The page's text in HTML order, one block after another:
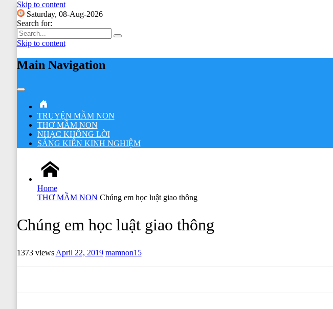
Skip to content
Saturday, 08-Aug-2026
Search for:
Skip to content
Main Navigation
TRUYỆN MẦM NON
THƠ MẦM NON
NHẠC KHÔNG LỜI
SÁNG KIẾN KINH NGHIỆM
Home
THƠ MẦM NON Chúng em học luật giao thông
Chúng em học luật giao thông
1373 views April 22, 2019 mamnon15